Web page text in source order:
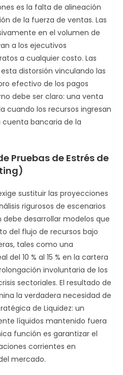
es la falta de alineación
de la fuerza de ventas. Las
en el volumen de
a los ejecutivos
a cualquier costo. Las
distorsión vinculando las
efectivo de los pagos
debe ser claro: una venta
cuando los recursos ingresan
bancaria de la
Pruebas de Estrés de
sustituir las proyecciones
rigurosos de escenarios
debe desarrollar modelos que
del flujo de recursos bajo
tales como una
del 10 % al 15 % en la cartera
involuntaria de los
sectoriales. El resultado de
la verdadera necesidad de
de Liquidez: un
líquidos mantenido fuera
función es garantizar el
corrientes en
mercado.